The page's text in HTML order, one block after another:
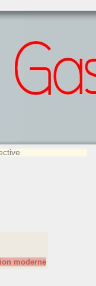
moderne